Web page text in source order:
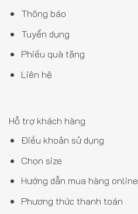
Thông báo
Tuyển dụng
Phiếu quà tặng
Liên hệ
Hỗ trợ khách hàng
Điều khoản sử dụng
Chọn size
Hướng dẫn mua hàng online
Phương thức thanh toán